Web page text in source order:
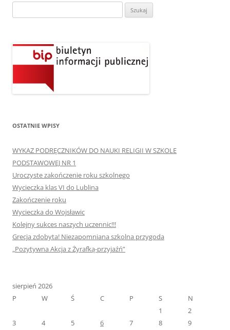
OSTATNIE WPISY
WYKAZ PODRĘCZNIKÓW DO NAUKI RELIGII W SZKOLE
PODSTAWOWEJ NR 1
Uroczyste zakończenie roku szkolnego
Wycieczka klas VI do Lublina
Zakończenie roku
Wycieczka do Wojsławic
Kolejny sukces naszych uczennic!!!
Grecja zdobyta! Niezapomniana szkolna przygoda
„Pozytywna Akcja z Żyrafką-przyjaźń”
sierpień 2026
P
W Ś C P S
N
1
2
3
4 5 6 7 8
9